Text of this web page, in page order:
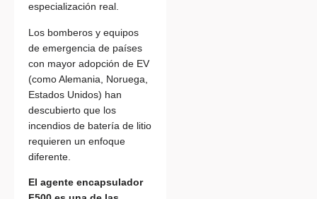
especialización real.
Los bomberos y equipos
de emergencia de países
con mayor adopción de EV
(como Alemania, Noruega,
Estados Unidos) han
descubierto que los
incendios de batería de litio
requieren un enfoque
diferente.
El agente encapsulador